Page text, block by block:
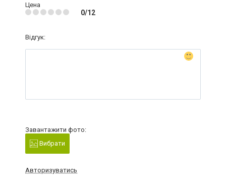
Цена
0/12
Відгук:
Завантажити фото:
Вибрати
Авторизуватись